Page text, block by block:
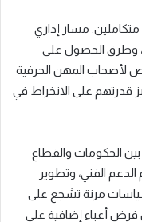
مسار إداري
وطرق الحصول على
لأصحاب المهن الحرفية
قدرتهم على الانخراط في
الحكومات والقطاع
الفني، وتطوير
مرنة تشجع على
فرض أعباء إضافية على